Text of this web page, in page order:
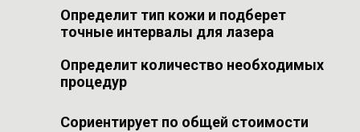
Определит тип кожи и подберет
точные интервалы для лазера
Определит количество необходимых
процедур
Сориентирует по общей стоимости